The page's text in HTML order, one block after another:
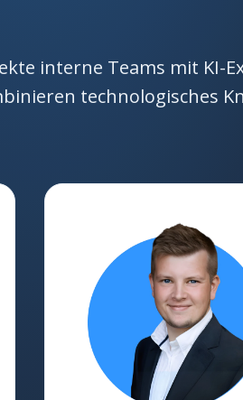
interne Teams mit KI-
technologisches